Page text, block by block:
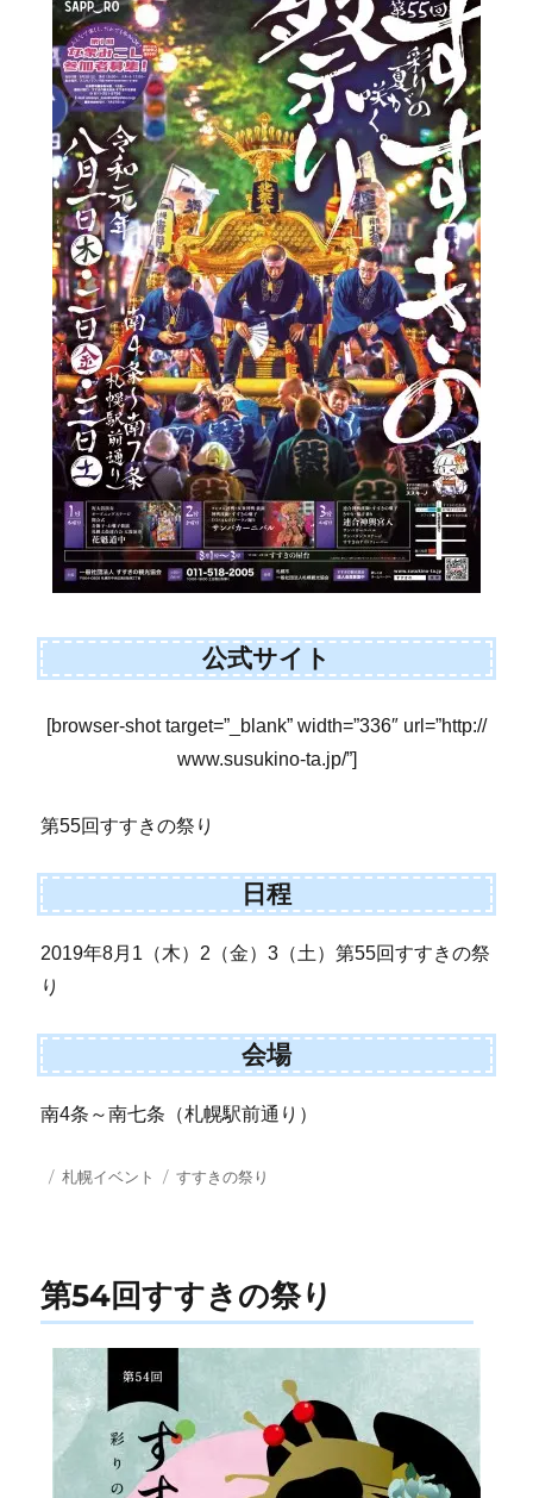
公式サイト
[browser-shot target=”_blank” width=”336″ url=”http://
www.susukino-ta.jp/”]
第55回すすきの祭り
日程
2019年8月1（木）2（金）3（土）第55回すすきの祭
り
会場
南4条～南七条（札幌駅前通り）
投 カ
札幌イベント
タ
すすきの祭り
第54回すすきの祭り